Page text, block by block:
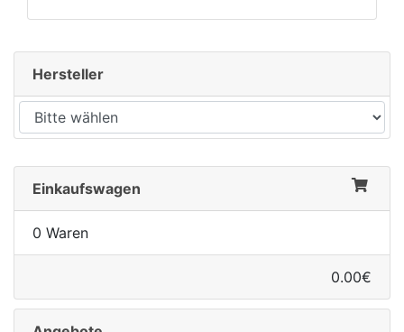
Hersteller
Einkaufswagen
0 Waren
0.00€